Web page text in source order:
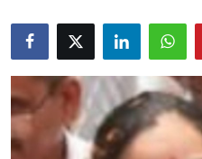
Staff Details
Sports
Gallery